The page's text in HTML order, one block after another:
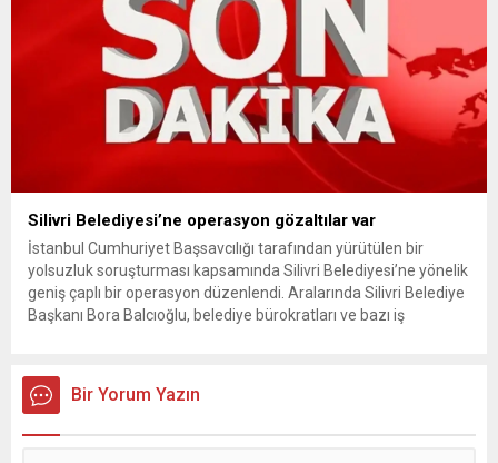
Silivri Belediyesi’ne operasyon gözaltılar var
İstanbul Cumhuriyet Başsavcılığı tarafından yürütülen bir
yolsuzluk soruşturması kapsamında Silivri Belediyesi’ne yönelik
geniş çaplı bir operasyon düzenlendi. Aralarında Silivri Belediye
Başkanı Bora Balcıoğlu, belediye bürokratları ve bazı iş
inceleme ve arama çalışmaları devam ediyor. İstanbul’da...
Bir Yorum Yazın